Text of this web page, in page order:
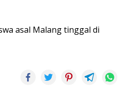
asal Malang tinggal di